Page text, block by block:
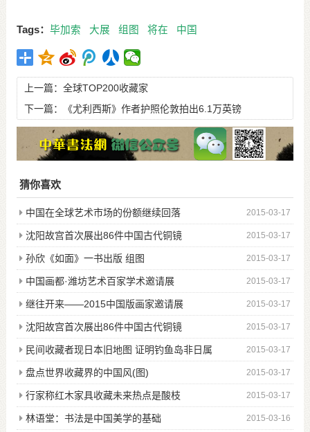
Tags： 毕加索 大展 组图 将在 中国
上一篇： 全球TOP200收藏家
下一篇：
《尤利西斯》作者护照伦敦拍出6.1万英镑
猜你喜欢
2015-03-17
中国在全球艺术市场的份额继续回落
2015-03-17
沈阳故宫首次展出86件中国古代铜镜
2015-03-17
孙欣《如面》一书出版 组图
2015-03-17
中国画都·潍坊艺术百家学术邀请展
2015-03-17
继往开来——2015中国版画家邀请展
2015-03-17
沈阳故宫首次展出86件中国古代铜镜
2015-03-17
民间收藏者现日本旧地图 证明钓鱼岛非日属
2015-03-17
盘点世界收藏界的中国风(图)
2015-03-17
行家称红木家具收藏未来热点是酸枝
2015-03-16
林语堂：书法是中国美学的基础